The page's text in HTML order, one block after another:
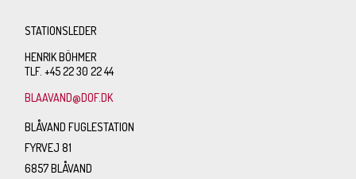
STATIONSLEDER
HENRIK BÖHMER
TLF. +45 22 30 22 44
BLAAVAND@DOF.DK
BLÅVAND FUGLESTATION
FYRVEJ 81
6857 BLÅVAND